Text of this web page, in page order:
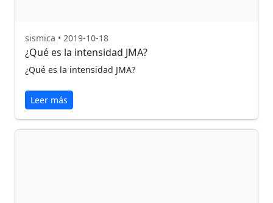
sismica • 2019-10-18
¿Qué es la intensidad JMA?
¿Qué es la intensidad JMA?
Leer más